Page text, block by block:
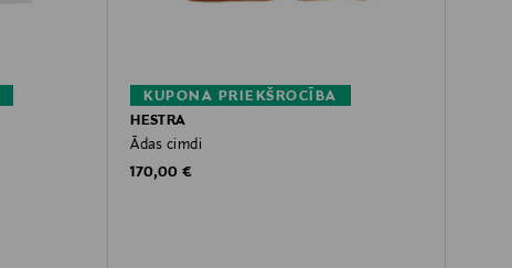
KUPONA PRIEKŠROCĪBA
HESTRA
Ādas cimdi
Original Price
170,00 €